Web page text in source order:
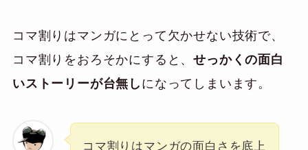
コマ割りはマンガにとって欠かせない技術で、
コマ割りをおろそかにすると、せっかくの面白
いストーリーが台無し になってしまいます。
コマ割りはマンガの面白さを底上